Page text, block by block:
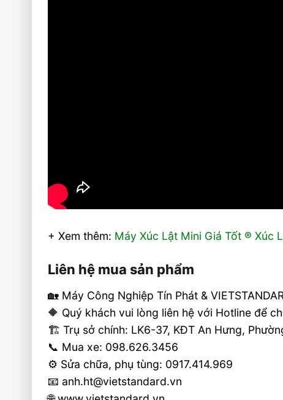
+ Xem thêm: Máy Xúc Lật Mini Giá Tốt ® Xúc
Liên hệ mua sản phẩm
🏡 Máy Công Nghiệp Tín Phát &
🔶 Quý khách vui lòng liên hệ với Hotline để
🏗 Trụ sở chính: LK6-37, KĐT An Hưng,
📞 Mua xe: 098.626.3456
⚙️ Sửa chữa, phụ tùng: 0917.414.969
📧 anh.ht@vietstandard.vn